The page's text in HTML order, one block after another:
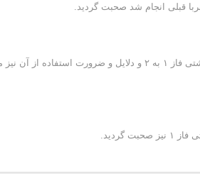
به جهت افزایش انعطاف پذیری مدار نیز پیشنهاد انتقال بار برگشتی فاز ۱